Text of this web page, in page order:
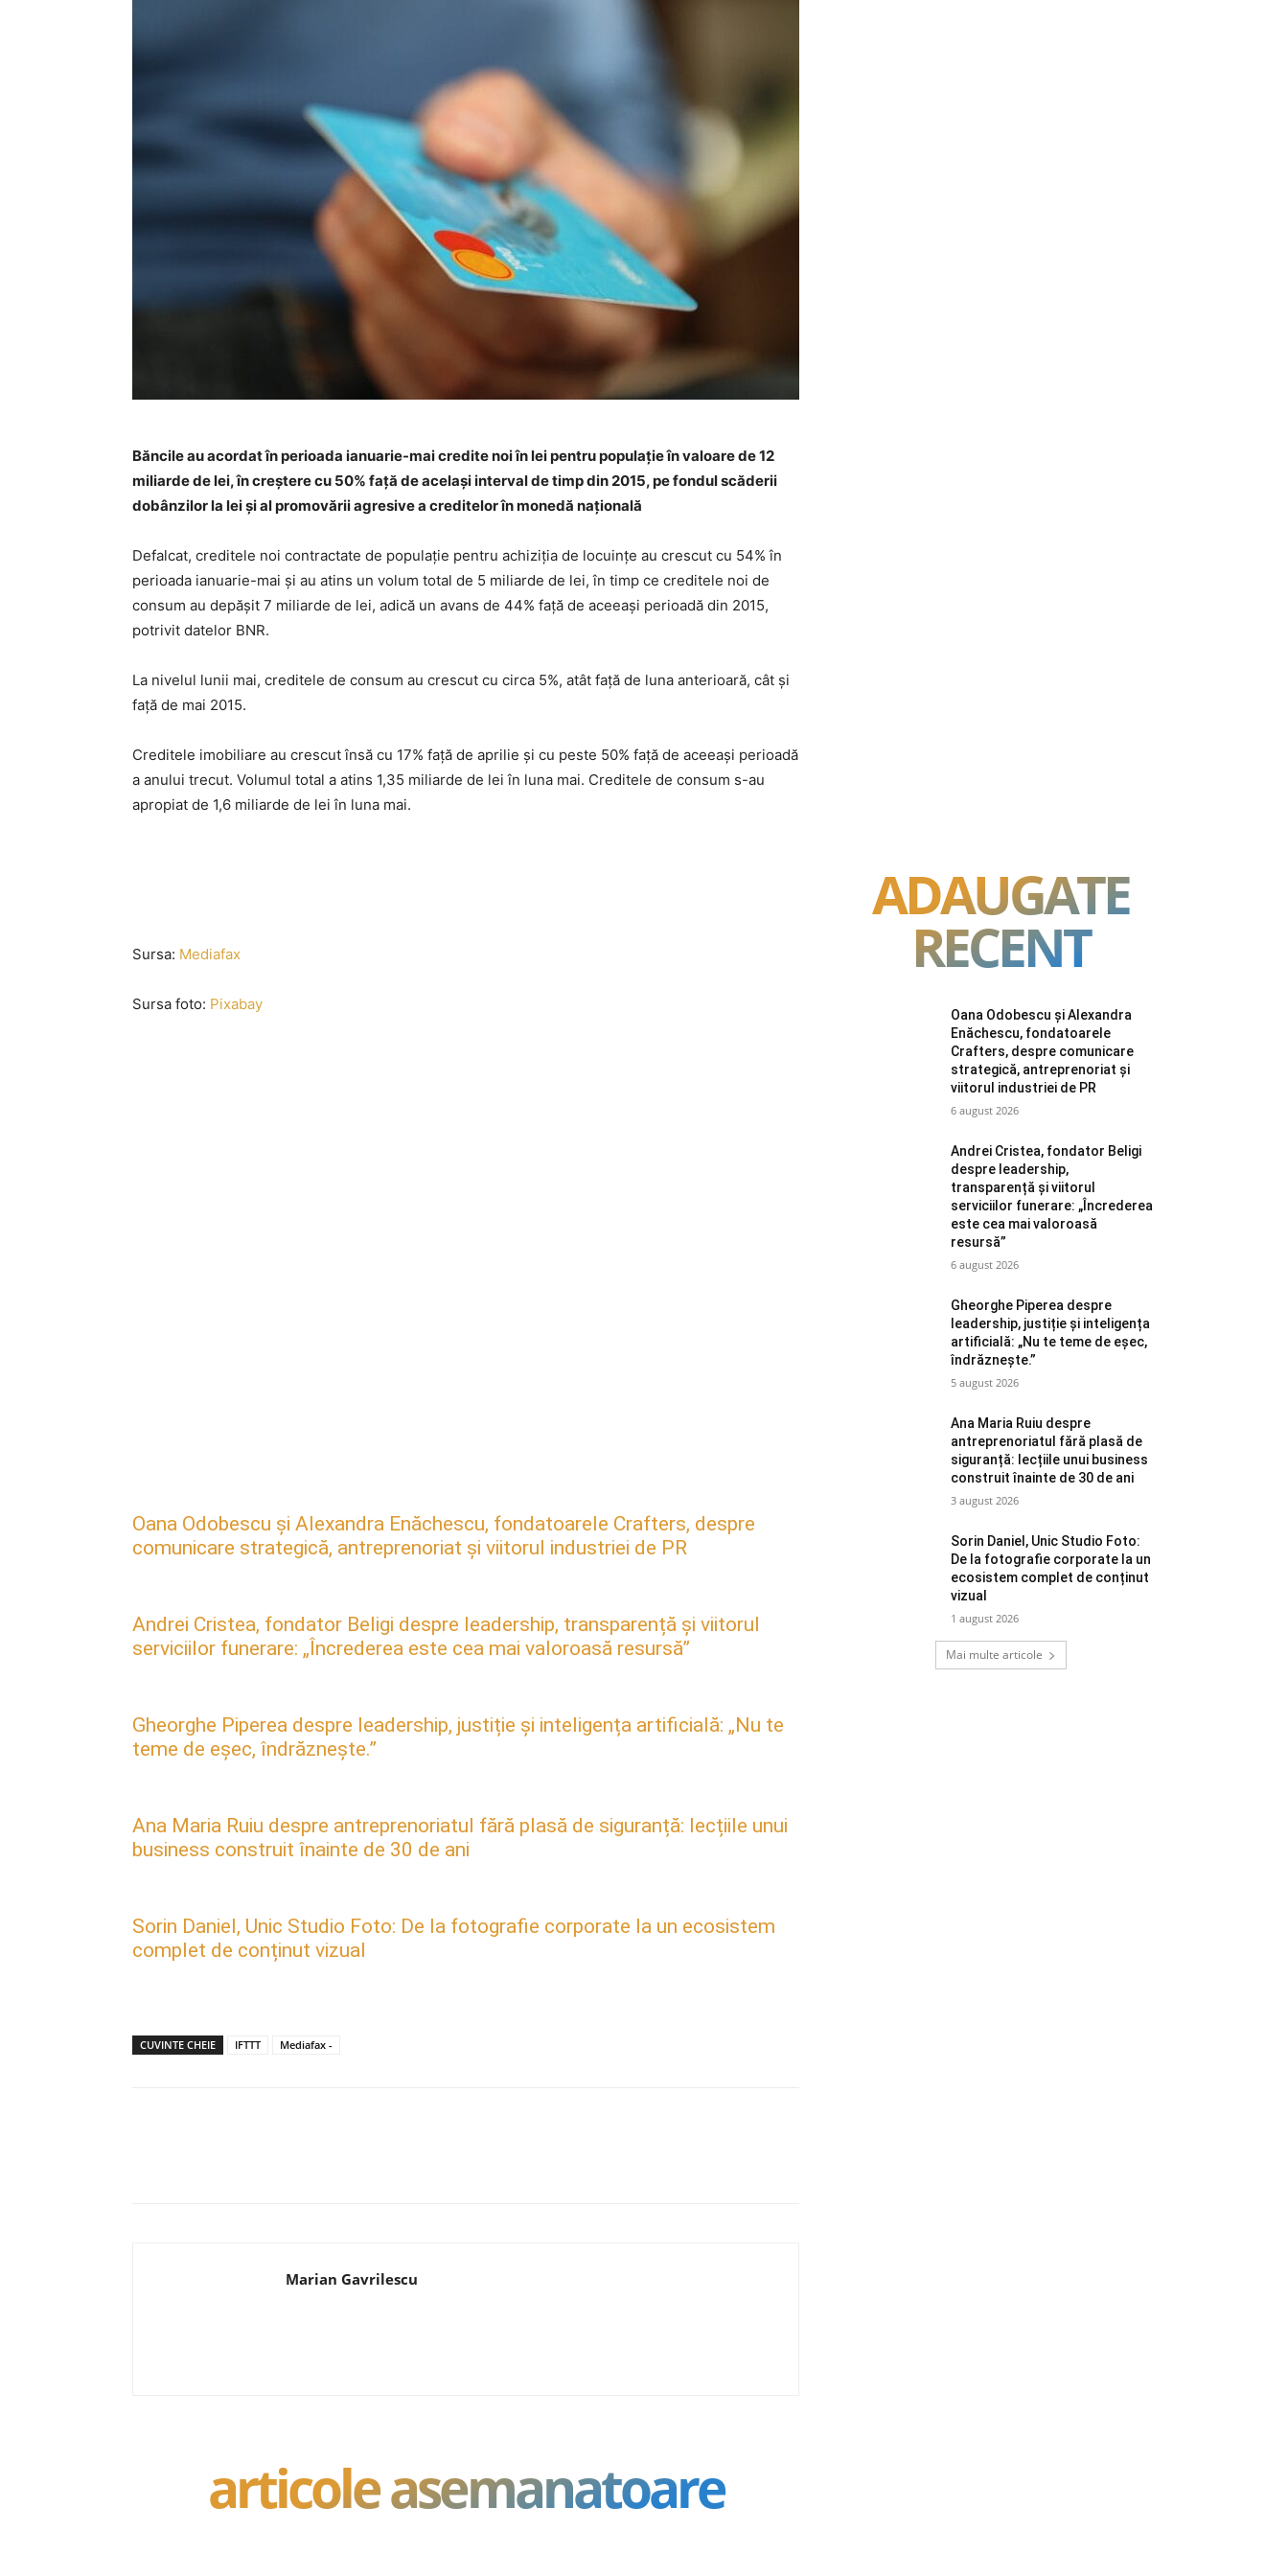
Băncile au acordat în perioada ianuarie-mai credite noi în lei pentru populaţie în valoare de 12
miliarde de lei, în creştere cu 50% faţă de acelaşi interval de timp din 2015, pe fondul scăderii
dobânzilor la lei şi al promovării agresive a creditelor în monedă naţională
Defalcat, creditele noi contractate de populaţie pentru achiziţia de locuinţe au crescut cu 54% în
perioada ianuarie-mai şi au atins un volum total de 5 miliarde de lei, în timp ce creditele noi de
consum au depăşit 7 miliarde de lei, adică un avans de 44% faţă de aceeaşi perioadă din 2015,
potrivit datelor BNR.
La nivelul lunii mai, creditele de consum au crescut cu circa 5%, atât faţă de luna anterioară, cât şi
faţă de mai 2015.
Creditele imo­biliare au crescut însă cu 17% faţă de aprilie şi cu peste 50% faţă de aceeaşi perioadă
a anului trecut. Volumul total a atins 1,35 miliarde de lei în luna mai. Creditele de consum s-au
apropiat de 1,6 miliarde de lei în luna mai.
Sursa: Mediafax
Sursa foto: Pixabay
Oana Odobescu și Alexandra Enăchescu, fondatoarele Crafters, despre
comunicare strategică, antreprenoriat și viitorul industriei de PR
Andrei Cristea, fondator Beligi despre leadership, transparență și viitorul
serviciilor funerare: „Încrederea este cea mai valoroasă resursă”
Gheorghe Piperea despre leadership, justiție și inteligența artificială: „Nu te
teme de eșec, îndrăznește.”
Ana Maria Ruiu despre antreprenoriatul fără plasă de siguranță: lecțiile unui
business construit înainte de 30 de ani
Sorin Daniel, Unic Studio Foto: De la fotografie corporate la un ecosistem
complet de conținut vizual
CUVINTE CHEIE IFTTT Mediafax -
Marian Gavrilescu
articole asemanatoare
ADAUGATE
RECENT
Oana Odobescu și Alexandra
Enăchescu, fondatoarele
Crafters, despre comunicare
strategică, antreprenoriat și
viitorul industriei de PR
6 august 2026
Andrei Cristea, fondator Beligi
despre leadership,
transparență și viitorul
serviciilor funerare: „Încrederea
este cea mai valoroasă
resursă”
6 august 2026
Gheorghe Piperea despre
leadership, justiție și inteligența
artificială: „Nu te teme de eșec,
îndrăznește.”
5 august 2026
Ana Maria Ruiu despre
antreprenoriatul fără plasă de
siguranță: lecțiile unui business
construit înainte de 30 de ani
3 august 2026
Sorin Daniel, Unic Studio Foto:
De la fotografie corporate la un
ecosistem complet de conținut
vizual
1 august 2026
Mai multe articole